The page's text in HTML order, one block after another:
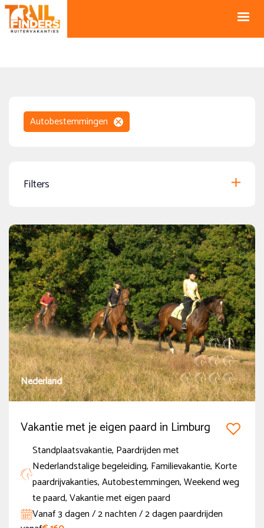
Autobestemmingen
Filters
Thema
Trektocht
(41)
Semi-Trektocht
(9)
Standplaatsvakantie
(53)
Paardrijden met Nederlandstalige begeleiding
(13)
(4)
Speciale aanbiedingen
Data 2027 online
(11)
Land
België
Denemarken
Nederland
Vakantie met je eigen paard in Limburg
Standplaatsvakantie, Paardrijden met
Nederlandstalige begeleiding, Familievakantie, Korte
paardrijvakanties, Autobestemmingen, Weekend weg
te paard, Vakantie met eigen paard
Vanaf 3 dagen / 2 nachten / 2 dagen paardrijden